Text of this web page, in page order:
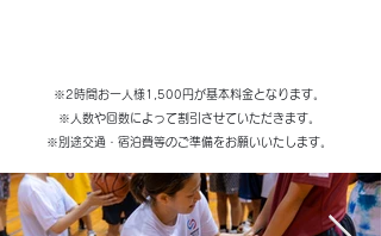
​※2時間お一人様1,500円が基本料金となります。
​※人数や回数によって割引させていただきます。
※別途交通・宿泊費等のご準備をお願いいたします。